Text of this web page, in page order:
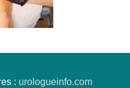
: urologueinfo.com